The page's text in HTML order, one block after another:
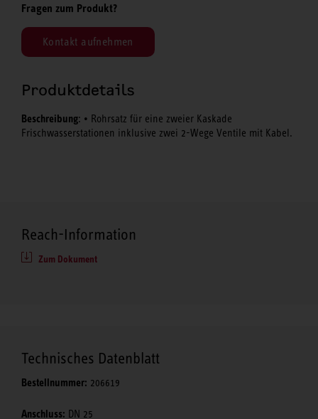
Fragen zum Produkt?
Kontakt aufnehmen
Produktdetails
Beschreibung: • Rohrsatz für eine zweier Kaskade
Frischwasserstationen inklusive zwei 2-Wege Ventile mit Kabel.
Reach-Information
Zum Dokument
Technisches Datenblatt
Bestellnummer: 206619
Anschluss: DN 25